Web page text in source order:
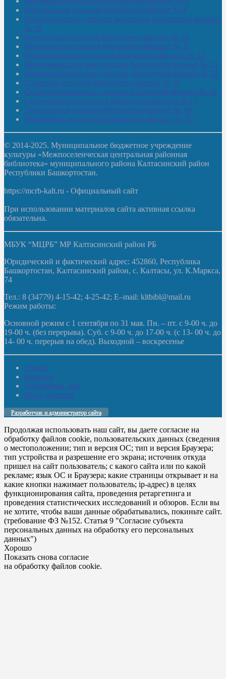
Кокушевская сельская библиотека-филиал № 4
Краснохолмская сельская модельная библиотека-филиал
№ 21
Кутеремская сельская библиотека-филиал № 22
Кучашевская сельская библиотека-филиал № 11
Малокачаковская сельская библиотека-филиал № 12
Нижнекачмашевская сельская библиотека-филиал № 14
Новокильбахтинская сельская библиотека-филиал № 19
Сазовская сельская библиотека-филиал № 20
Староорьебашевская сельская библиотека-филиал № 16
Старояшевская сельская библиотека-филиал № 17
Тюльдинская сельская библиотека-филиал № 18
Чилибеевская сельская библиотека-филиал № 10
© 2014-2025. Муниципальное бюджетное учреждение
культуры «Межпоселенческая центральная районная
библиотека» муниципального района Калтасинский район
Республики Башкортостан.
https://mcrb-kalt.ru - Официальный сайт
При использовании материалов сайта активная ссылка
обязательна.
МБУК “МЦРБ” МР Калтасинский район РБ
Юридический и фактический адрес: 452860, Республика
Башкортостан, Калтасинский район, с. Калтасы, ул. К.Маркса,
74
Тел.: 8 (34779) 4-15-42; 4-25-42; E–mail: kltbibl@mail.ru
Режим работы:
Основной режим с 1 сентября по 31 мая. Пн. – пт. с 9-00 ч. до
19-00 ч. (без перерыва). Суб. с 9-00 ч. до 17-00 ч. (с 13- 00 ч. до
14- 00 ч. перерыв на обед). Выходной – воскресенье
Домой
Новости
Документы. Все
Мы в соцсетях
Разработчик и администратор сайта
Продолжая использовать наш сайт, вы даете согласие на
обработку файлов cookie, пользовательских данных (сведения
о местоположении; тип и версия ОС; тип и версия Браузера;
тип устройства и разрешение его экрана; источник откуда
пришел на сайт пользователь; с какого сайта или по какой
рекламе; язык ОС и Браузера; какие страницы открывает и на
какие кнопки нажимает пользователь; ip-адрес) в целях
функционирования сайта, проведения ретаргетинга и
проведения статистических исследований и обзоров. Если вы
не хотите, чтобы ваши данные обрабатывались, покиньте сайт.
(требование ФЗ №152. Статья 9 "Согласие субъекта
персональных данных на обработку его персональных
данных")
Хорошо
Показать снова согласие
на обработку файлов cookie.